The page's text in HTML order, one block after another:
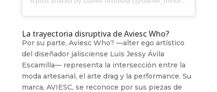
La trayectoria disruptiva de Aviesc Who?
Por su parte, Aviesc Who? —alter ego artístico
del diseñador jalisciense Luis Jessy Ávila
Escamilla— representa la intersección entre la
moda artesanal, el arte drag y la performance. Su
marca, AVIESC, se reconoce por sus piezas de